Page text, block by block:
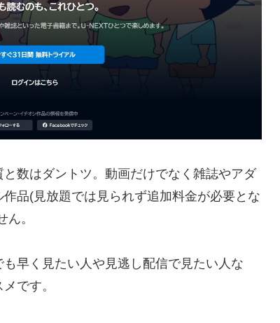
数はダントツ。動画だけでなく雑誌やアダ
品(見放題では見られず追加料金が必要とな
。
早く見たい人や見逃し配信で見たい人な
です。